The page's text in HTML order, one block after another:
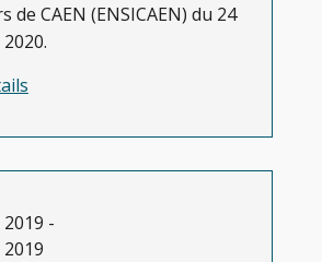
de CAEN (ENSICAEN) du 24
-